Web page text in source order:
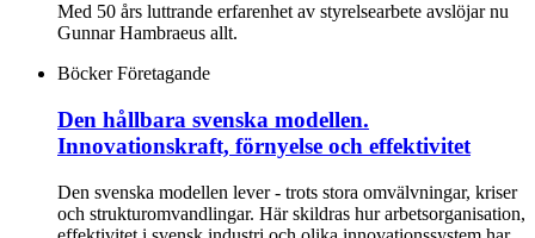
Med 50 års luttrande erfarenhet av styrelsearbete avslöjar nu
Gunnar Hambraeus allt.
Böcker Företagande
Den hållbara svenska modellen.
Innovationskraft, förnyelse och effektivitet
Den svenska modellen lever - trots stora omvälvningar, kriser
och strukturomvandlingar. Här skildras hur arbetsorganisation,